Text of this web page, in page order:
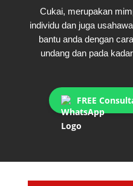
Cukai, merupakan
individu dan juga
bantu anda dengan
undang dan pada
FREE